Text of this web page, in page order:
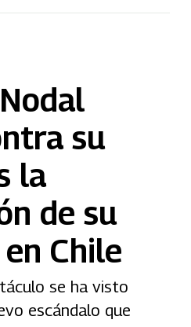
su
la
de su
Chile
se ha visto
escándalo que